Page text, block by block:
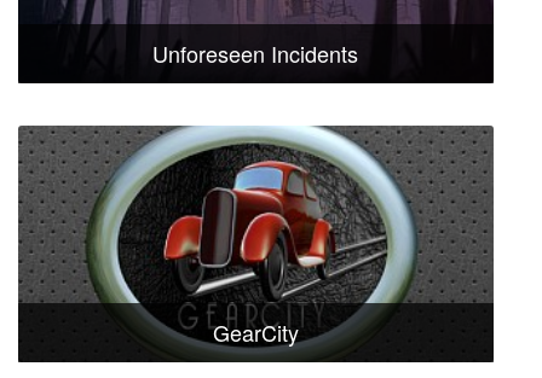
Unforeseen Incidents
GearCity